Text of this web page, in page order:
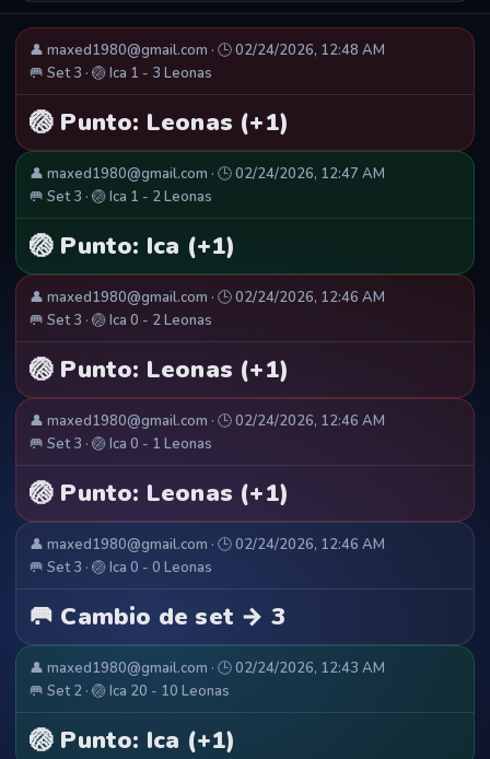
👤 maxed1980@gmail.com · 🕒 02/24/2026, 12:48 AM
🥅 Set 3 · 🏐 Ica 1 - 3 Leonas
🏐 Punto: Leonas (+1)
👤 maxed1980@gmail.com · 🕒 02/24/2026, 12:47 AM
🥅 Set 3 · 🏐 Ica 1 - 2 Leonas
🏐 Punto: Ica (+1)
👤 maxed1980@gmail.com · 🕒 02/24/2026, 12:46 AM
🥅 Set 3 · 🏐 Ica 0 - 2 Leonas
🏐 Punto: Leonas (+1)
👤 maxed1980@gmail.com · 🕒 02/24/2026, 12:46 AM
🥅 Set 3 · 🏐 Ica 0 - 1 Leonas
🏐 Punto: Leonas (+1)
👤 maxed1980@gmail.com · 🕒 02/24/2026, 12:46 AM
🥅 Set 3 · 🏐 Ica 0 - 0 Leonas
🥅 Cambio de set → 3
👤 maxed1980@gmail.com · 🕒 02/24/2026, 12:43 AM
🥅 Set 2 · 🏐 Ica 20 - 10 Leonas
🏐 Punto: Ica (+1)